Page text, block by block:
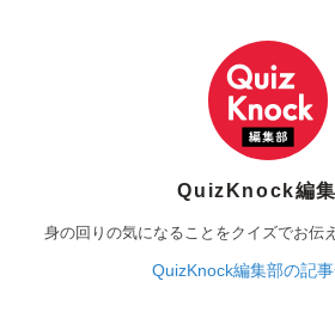
QuizKnock編
身の回りの気になることをクイズでお伝
QuizKnock編集部の記